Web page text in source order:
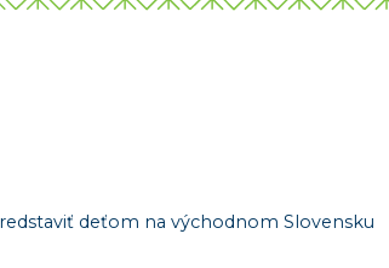
deťom na východnom Slovensku